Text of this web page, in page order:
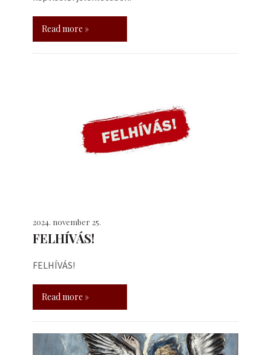
Read more »
2024. november 25.
FELHÍVÁS!
FELHÍVÁS!
Read more »